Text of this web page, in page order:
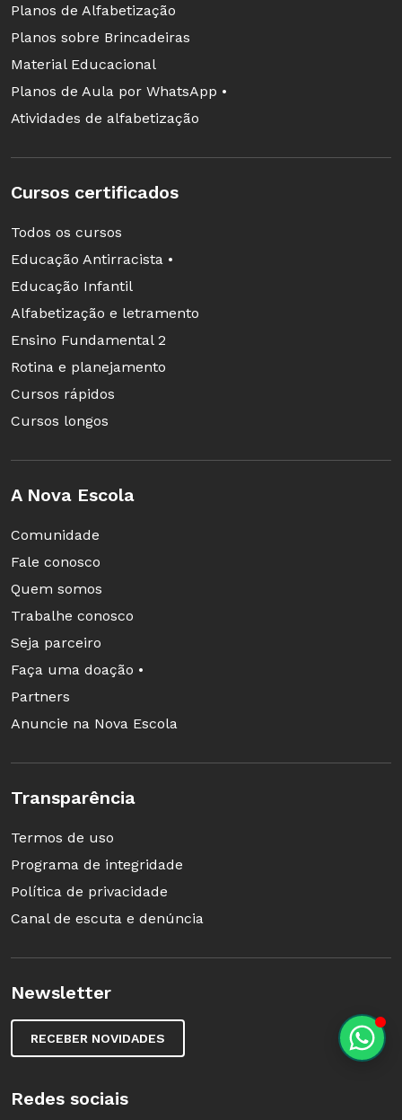
Planos de Alfabetização
Planos sobre Brincadeiras
Material Educacional
Planos de Aula por WhatsApp •
Atividades de alfabetização
Cursos certificados
Todos os cursos
Educação Antirracista •
Educação Infantil
Alfabetização e letramento
Ensino Fundamental 2
Rotina e planejamento
Cursos rápidos
Cursos longos
A Nova Escola
Comunidade
Fale conosco
Quem somos
Trabalhe conosco
Seja parceiro
Faça uma doação •
Partners
Anuncie na Nova Escola
Transparência
Termos de uso
Programa de integridade
Política de privacidade
Canal de escuta e denúncia
Newsletter
RECEBER NOVIDADES
Redes sociais